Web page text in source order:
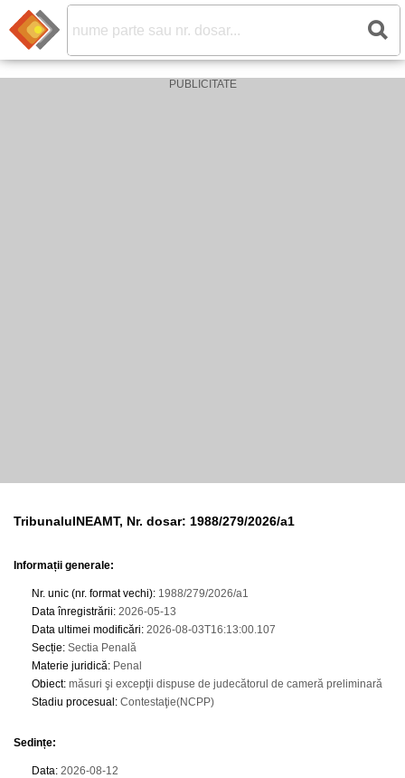
TribunalulNEAMT, Nr. dosar: 1988/279/2026/a1
Informații generale:
Nr. unic (nr. format vechi): 1988/279/2026/a1
Data înregistrării: 2026-05-13
Data ultimei modificări: 2026-08-03T16:13:00.107
Secție: Sectia Penală
Materie juridică: Penal
Obiect: măsuri şi excepţii dispuse de judecătorul de cameră preliminară
Stadiu procesual : Contestaţie(NCPP)
Sedințe:
Data: 2026-08-12